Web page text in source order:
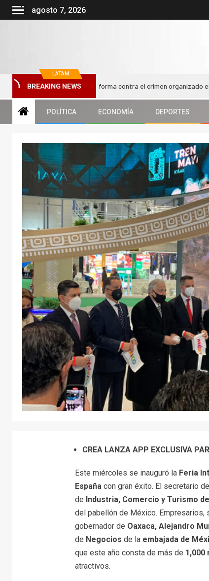
agosto 7, 2026
LATAM
BREAKING NEWS
impulsa nueva reforma contra el crimen organizado en el
POLÍTICA ECONOMÍA DEPORTES
CREA LANZA APP EXCLUSIVA
Este miércoles se inauguró la Feria
España con gran éxito. El secretario de
de Industria, Comercio y Turismo
del pabellón de México. Empresarios,
gobernador de Oaxaca, Alejandro
de Negocios de la embajada de
que este año consta de más de 1,000
atractivos.